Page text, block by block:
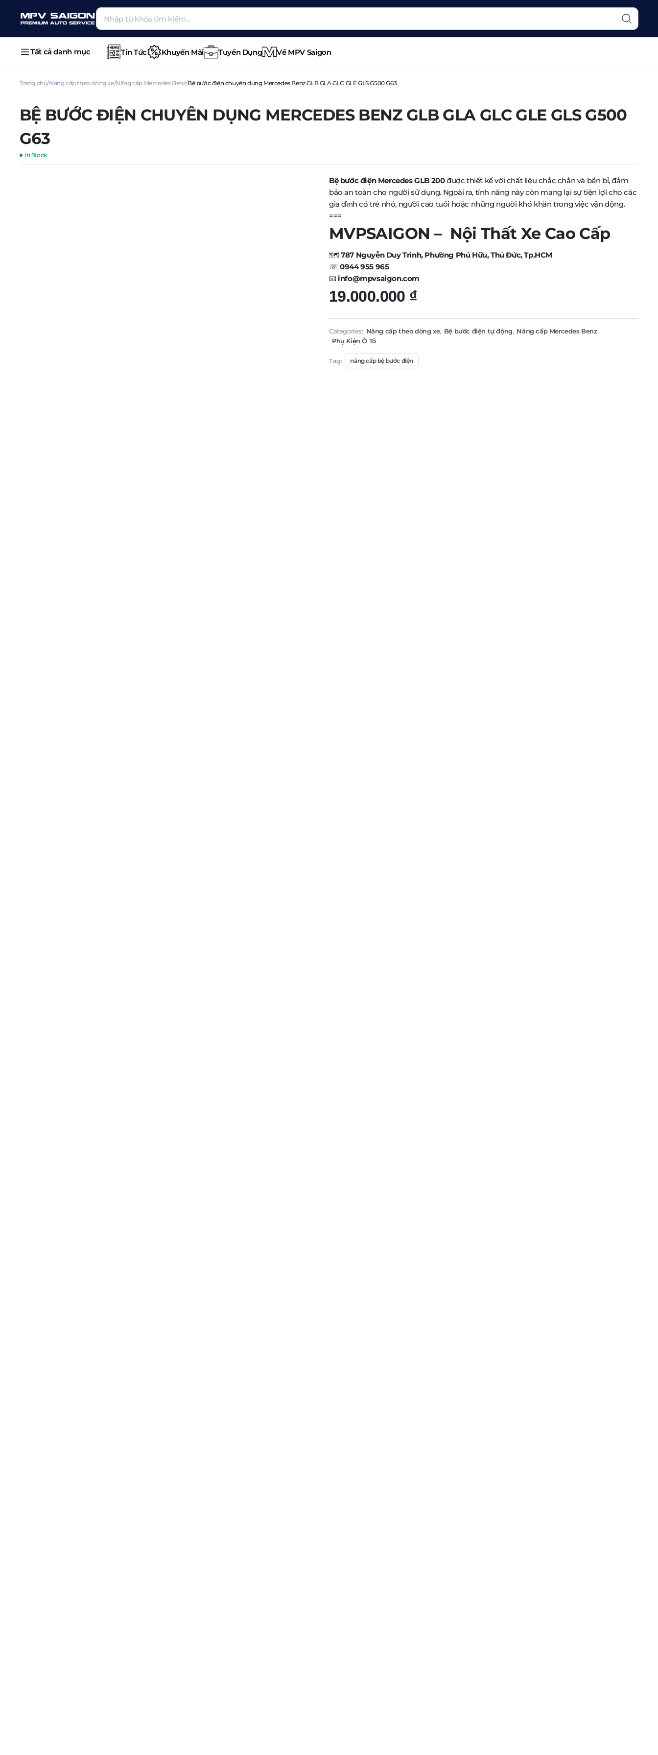
Tất cả danh mục Tin Tức Khuyến Mãi Tuyển Dụng Về MPV Saigon
Trang chủ Nâng cấp theo dòng xe Nâng cấp Mercedes Benz Bệ bước điện chuyên dụng Mercedes Benz GLB GLA GLC GLE GLS G500 G63
BỆ BƯỚC ĐIỆN CHUYÊN DỤNG MERCEDES BENZ GLB GLA GLC GLE GLS G500
G63
In Stock
Bệ bước điện Mercedes GLB 200được thiết kế với chất liệu chắc chắn và bền bỉ, đảm
bảo an toàn cho người sử dụng. Ngoài ra, tính năng này còn mang lại sự tiện lợi cho các
gia đình có trẻ nhỏ, người cao tuổi hoặc những người khó khăn trong việc vận động.
===
MVPSAIGON – Nội Thất Xe Cao Cấp
🗺️787 Nguyễn Duy Trinh, Phường Phú Hữu, Thủ Đức, Tp.HCM
☏0944 955 965
📧info@mpvsaigon.com
19.000.000 ₫
Categories: Nâng cấp theo dòng xe, Bệ bước điện tự động, Nâng cấp Mercedes Benz,
Phụ Kiện Ô Tô
Tag: nâng cấp bệ bước điện